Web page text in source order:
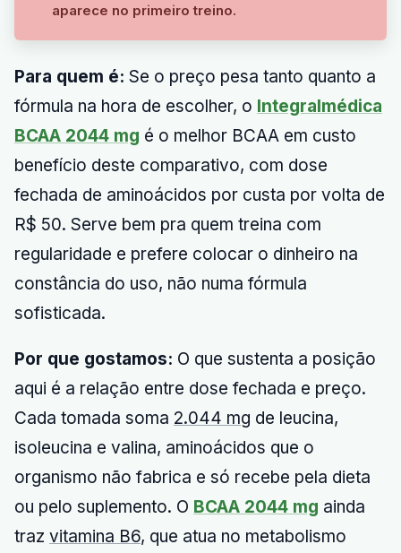
aparece no primeiro treino.
Para quem é: Se o preço pesa tanto quanto a
fórmula na hora de escolher, o Integralmédica
BCAA 2044 mg é o melhor BCAA em custo
benefício deste comparativo, com dose
fechada de aminoácidos por custa por volta de
R$ 50. Serve bem pra quem treina com
regularidade e prefere colocar o dinheiro na
constância do uso, não numa fórmula
sofisticada.
Por que gostamos: O que sustenta a posição
aqui é a relação entre dose fechada e preço.
Cada tomada soma 2.044 mg de leucina,
isoleucina e valina, aminoácidos que o
organismo não fabrica e só recebe pela dieta
ou pelo suplemento. O BCAA 2044 mg ainda
traz vitamina B6, que atua no metabolismo